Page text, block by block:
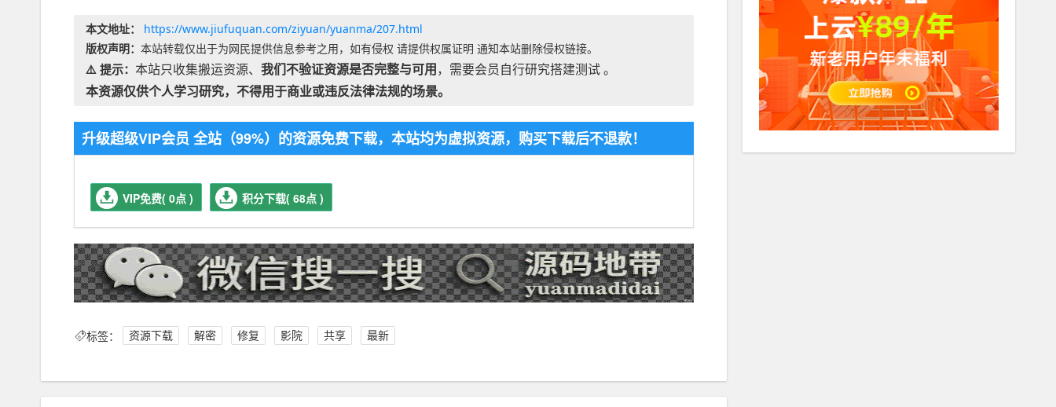
本文地址：
https://www.jiufuquan.com/ziyuan/yuanma/207.html
版权声明： 本站转载仅出于为网民提供信息参考之用，如有侵权 请提供权属证明 通知本站删除侵权链接。
⚠️ 提示： 本站只收集搬运资源、 我们不验证资源是否完整与可用，需要会员自行研究搭建测试 。
本资源仅供个人学习研究，不得用于商业或违反法律法规的场景。
升级超级VIP会员 全站（99%）的资源免费下载，本站均为虚拟资源，购买下载后不退款！
VIP免费( 0点 ) 积分下载( 68点 )
标签： 资源下载 解密 修复 影院 共享 最新